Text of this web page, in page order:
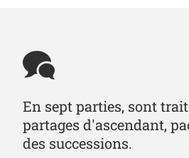
En sept parties, sont
partages d'ascendant,
des successions.